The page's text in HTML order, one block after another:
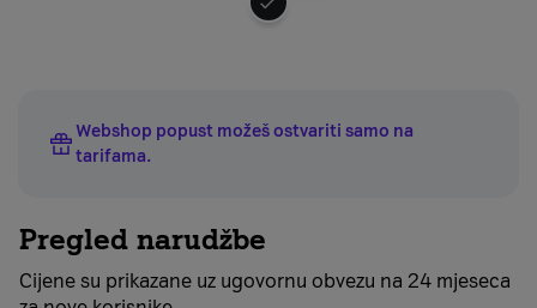
Odaberite
Webshop popust možeš ostvariti samo na
tarifama.
Pregled narudžbe
Cijene su prikazane uz ugovornu obvezu na 24 mjeseca